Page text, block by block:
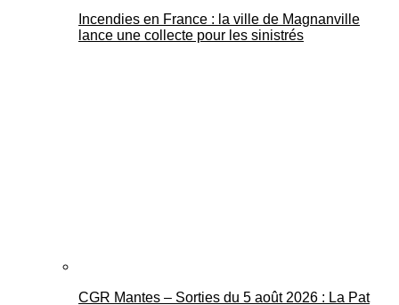
Incendies en France : la ville de Magnanville
lance une collecte pour les sinistrés
CGR Mantes – Sorties du 5 août 2026 : La Pat